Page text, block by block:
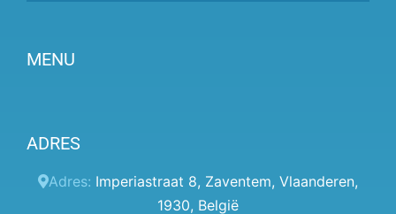
MENU
Prijzen
Klantenpaneel
ADRES
Adres: Imperiastraat 8, Zaventem, Vlaanderen,
1930, België